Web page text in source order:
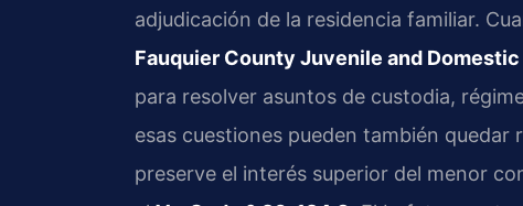
adjudicación de la residencia familiar.
Fauquier County Juvenile and
para resolver asuntos de custodia,
esas cuestiones pueden también quedar
preserve el interés superior del menor